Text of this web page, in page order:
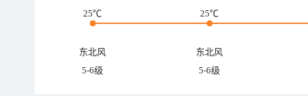
25℃ 25℃
东北风
东北风
5-6级
5-6级